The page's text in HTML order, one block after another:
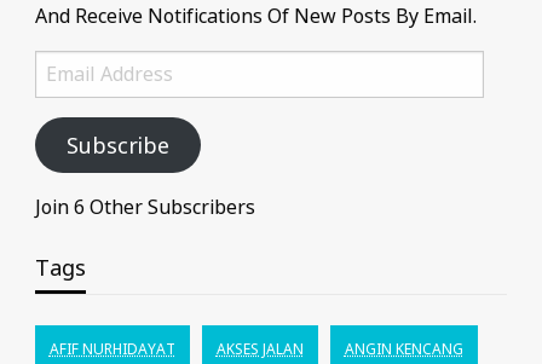
And Receive Notifications Of New Posts By Email.
Email
Address
Subscribe
Join 6 Other Subscribers
Tags
AFIF NURHIDAYAT AKSES JALAN ANGIN KENCANG